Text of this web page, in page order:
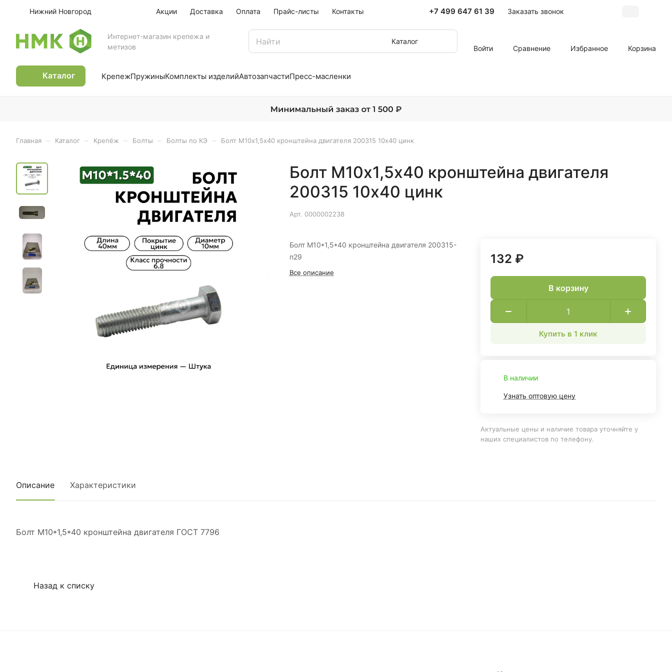
Нижний Новгород Акции Доставка Оплата Прайс-листы Контакты +7 499 647 61 39 Заказать звонок
Интернет-магазин крепежа и
метизов
Каталог
Войти
Сравнение Избранное Корзина
Каталог КрепежПружиныКомплекты изделийАвтозапчастиПресс-масленки
Главная Каталог Крепёж Болты Болты по КЭ Болт М10х1,5х40 кронштейна двигателя 200315 10х40 цинк
Болт М10х1,5х40 кронштейна двигателя
200315 10х40 цинк
Арт. 0000002238
Болт М10*1,5*40 кронштейна двигателя 200315-
п29
Все описание
132 ₽
В корзину
Купить в 1 клик
В наличии
Узнать оптовую цену
Актуальные цены и наличие товара уточняйте у
наших специалистов по телефону.
Описание Характеристики
Болт М10*1,5*40 кронштейна двигателя ГОСТ 7796
Назад к списку